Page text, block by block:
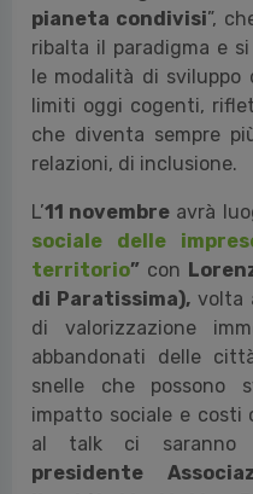
professionalizzante.
Inoltre, cittadini,
città di Milano
lessontematiche, in
della Milano Digital
pianeta condivisi”,
ribalta il paradigma e
le modalità di sviluppo
limiti oggi cogenti,
che diventa sempre
relazioni, di inclusione.
L’ 11 novembre avrà
sociale delle
territorio
con